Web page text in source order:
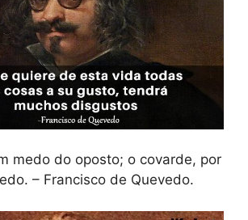
medo do oposto; o covarde, por
– Francisco de Quevedo.